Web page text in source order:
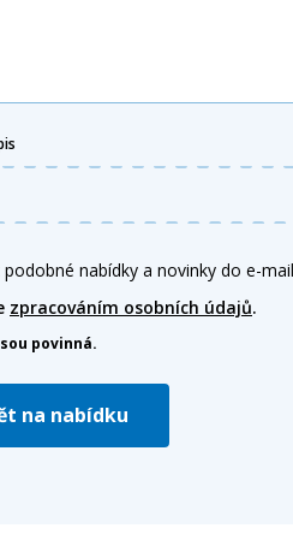
nabídky a novinky do e-
zpracováním osobních údajů.
povinná.
na nabídku